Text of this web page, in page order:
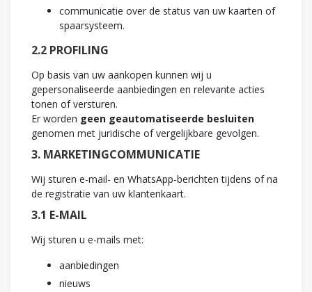
communicatie over de status van uw kaarten of
spaarsysteem.
2.2 PROFILING
Op basis van uw aankopen kunnen wij u
gepersonaliseerde aanbiedingen en relevante acties
tonen of versturen.
Er worden geen geautomatiseerde besluiten
genomen met juridische of vergelijkbare gevolgen.
3. MARKETINGCOMMUNICATIE
Wij sturen e-mail- en WhatsApp-berichten tijdens of na
de registratie van uw klantenkaart.
3.1 E-MAIL
Wij sturen u e-mails met:
aanbiedingen
nieuws